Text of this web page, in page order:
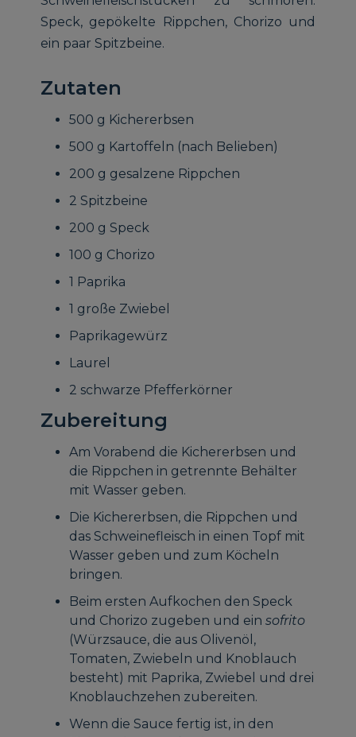
Speck, gepökelte Rippchen, Chorizo und
ein paar Spitzbeine.
Zutaten
500 g Kichererbsen
500 g Kartoffeln (nach Belieben)
200 g gesalzene Rippchen
2 Spitzbeine
200 g Speck
100 g Chorizo
1 Paprika
1 große Zwiebel
Paprikagewürz
Laurel
2 schwarze Pfefferkörner
Zubereitung
Am Vorabend die Kichererbsen und
die Rippchen in getrennte Behälter
mit Wasser geben.
Die Kichererbsen, die Rippchen und
das Schweinefleisch in einen Topf mit
Wasser geben und zum Köcheln
bringen.
Beim ersten Aufkochen den Speck
und Chorizo zugeben und einsofrito
(Würzsauce, die aus Olivenöl,
Tomaten, Zwiebeln und Knoblauch
besteht) mit Paprika, Zwiebel und drei
Knoblauchzehen zubereiten.
Wenn die Sauce fertig ist, in den